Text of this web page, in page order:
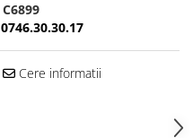
C6899
0746.30.30.17
Cere informatii